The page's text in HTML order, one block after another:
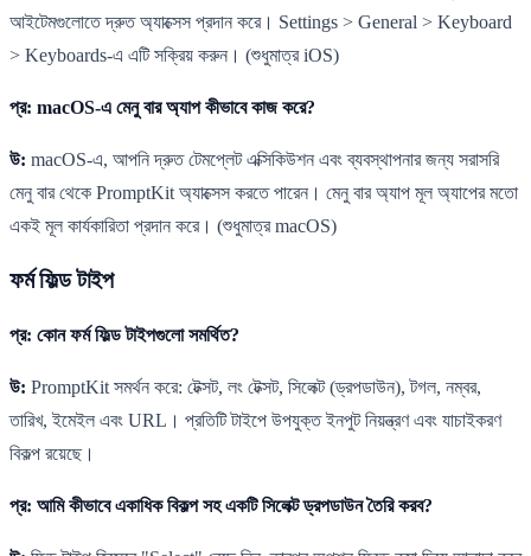
আইটেমগুলোতে দ্রুত অ্যাক্সেস প্রদান করে। Settings > General > Keyboard
> Keyboards-এ এটি সক্রিয় করুন। (শুধুমাত্র iOS)
প্র: macOS-এ মেনু বার অ্যাপ কীভাবে কাজ করে?
উ: macOS-এ, আপনি দ্রুত টেমপ্লেট এক্সিকিউশন এবং ব্যবস্থাপনার জন্য সরাসরি
মেনু বার থেকে PromptKit অ্যাক্সেস করতে পারেন। মেনু বার অ্যাপ মূল অ্যাপের মতো
একই মূল কার্যকারিতা প্রদান করে। (শুধুমাত্র macOS)
ফর্ম ফিল্ড টাইপ
প্র: কোন ফর্ম ফিল্ড টাইপগুলো সমর্থিত?
উ: PromptKit সমর্থন করে: টেক্সট, লং টেক্সট, সিলেক্ট (ড্রপডাউন), টগল, নম্বর,
তারিখ, ইমেইল এবং URL। প্রতিটি টাইপে উপযুক্ত ইনপুট নিয়ন্ত্রণ এবং যাচাইকরণ
বিকল্প রয়েছে।
প্র: আমি কীভাবে একাধিক বিকল্প সহ একটি সিলেক্ট ড্রপডাউন তৈরি করব?